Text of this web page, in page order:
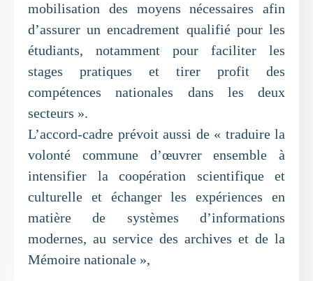
mobilisation des moyens nécessaires afin
d’assurer un encadrement qualifié pour les
étudiants, notamment pour faciliter les
stages pratiques et tirer profit des
compétences nationales dans les deux
secteurs ».
L’accord-cadre prévoit aussi de « traduire la
volonté commune d’œuvrer ensemble à
intensifier la coopération scientifique et
culturelle et échanger les expériences en
matière de systèmes d’informations
modernes, au service des archives et de la
Mémoire nationale »,